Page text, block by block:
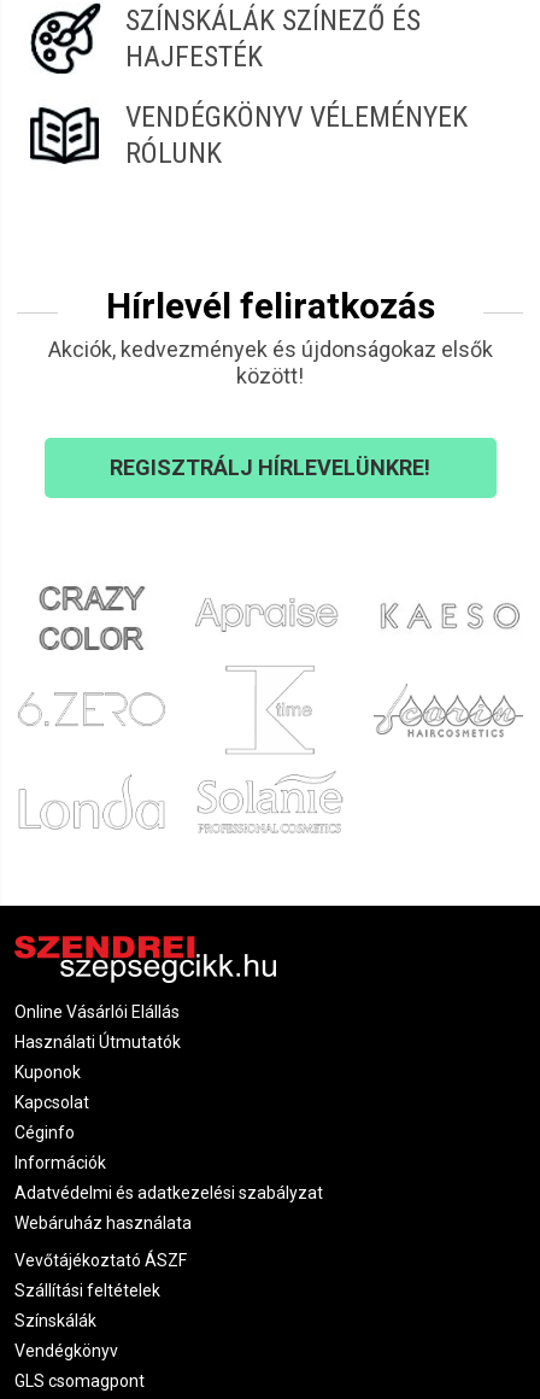
SZÍNSKÁLÁK SZÍNEZŐ ÉS
HAJFESTÉK
VENDÉGKÖNYV VÉLEMÉNYEK
RÓLUNK
Hírlevél feliratkozás
Akciók, kedvezmények és újdonságokaz elsők
között!
REGISZTRÁLJ HÍRLEVELÜNKRE!
Online Vásárlói Elállás
Használati Útmutatók
Kuponok
Kapcsolat
Céginfo
Információk
Adatvédelmi és adatkezelési szabályzat
Webáruház használata
Vevőtájékoztató ÁSZF
Szállítási feltételek
Színskálák
Vendégkönyv
GLS csomagpont